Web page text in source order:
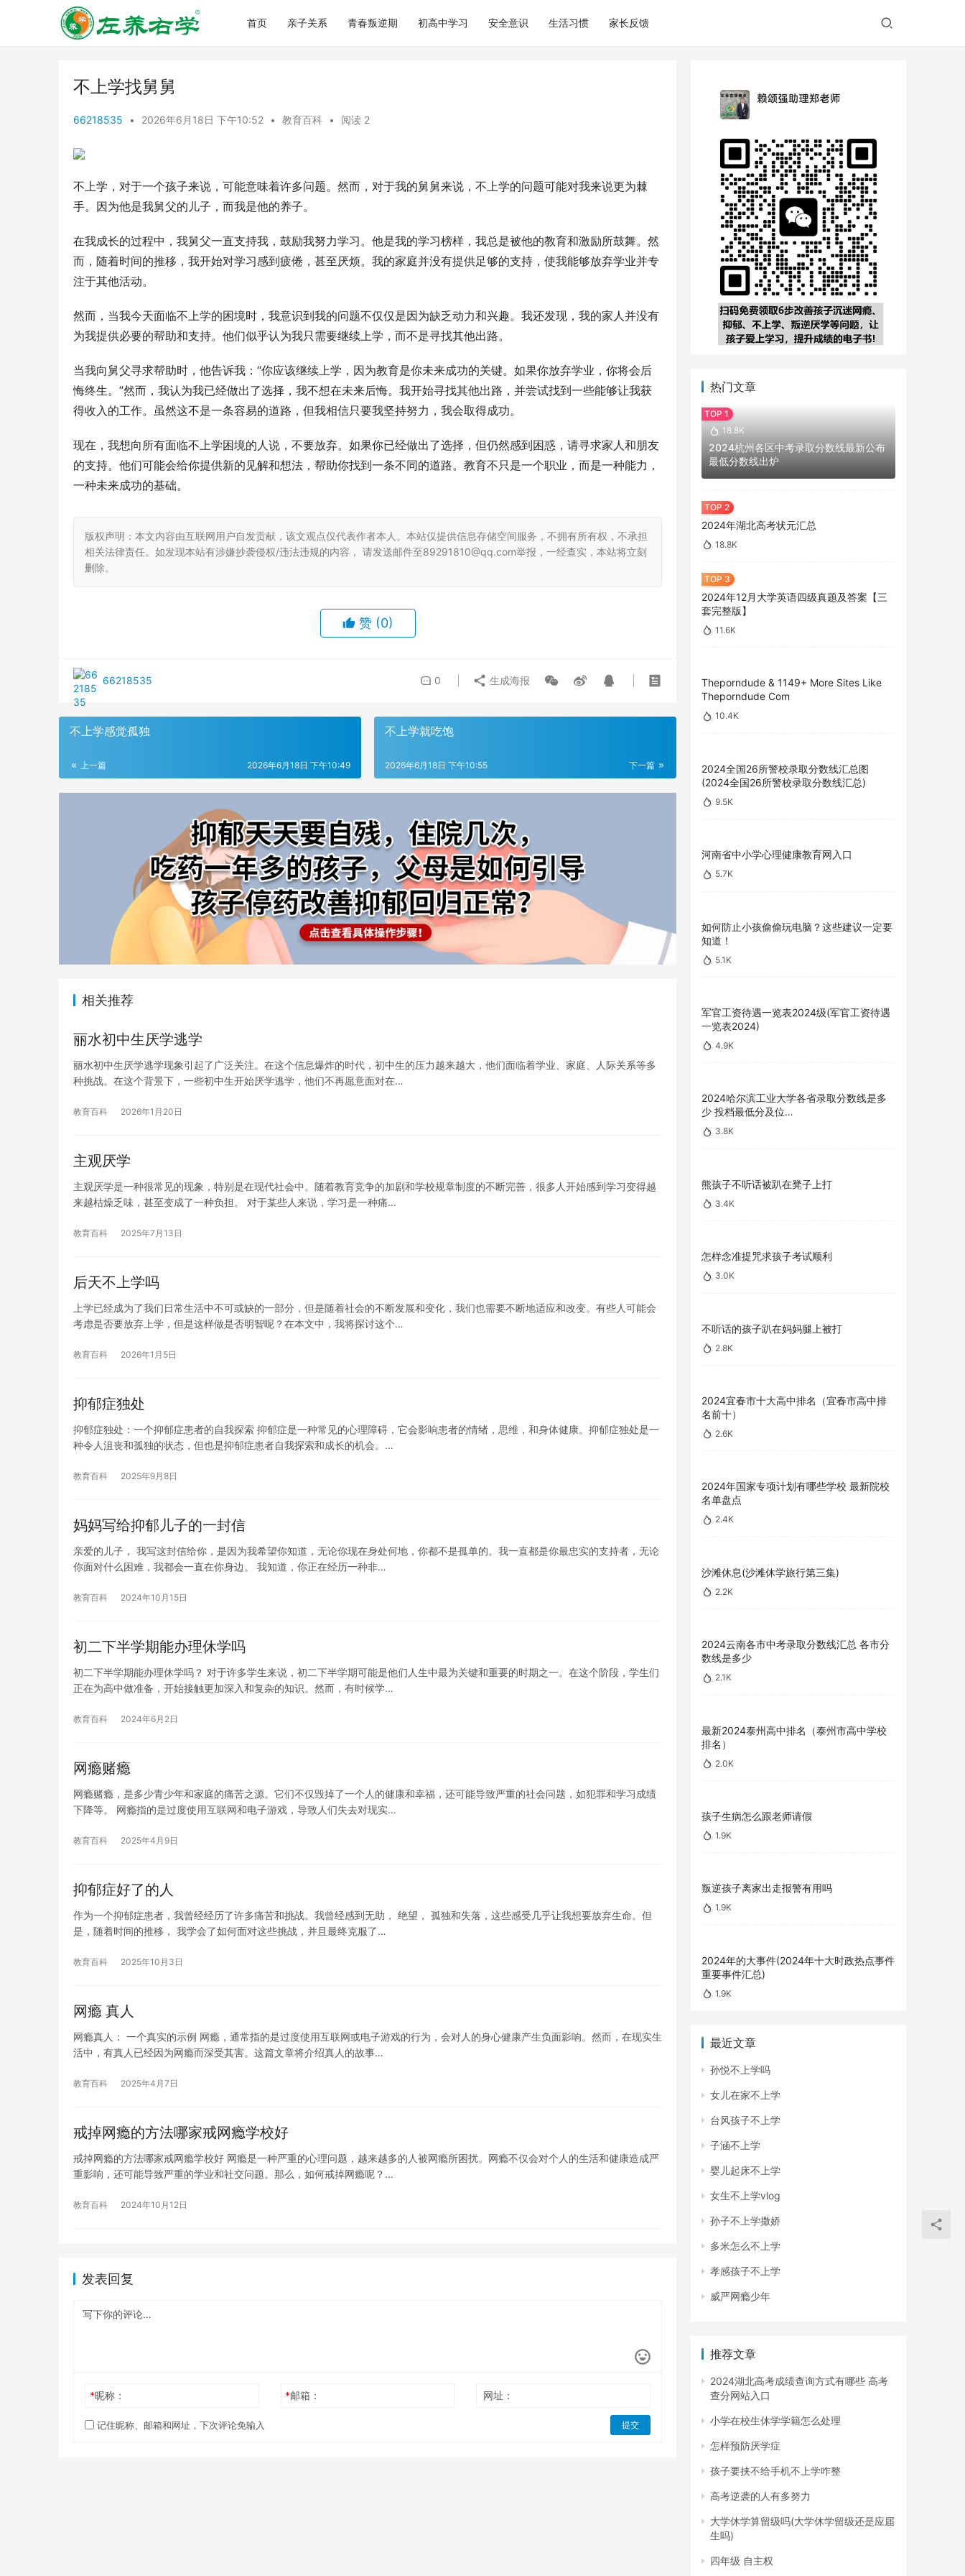
首页 亲子关系 青春叛逆期 初高中学习 安全意识 生活习惯 家长反馈
不上学找舅舅
66218535 • 2026年6月18日 下午10:52 • 教育百科 • 阅读 2
不上学，对于一个孩子来说，可能意味着许多问题。然而，对于我的舅舅来说，不上学的问题可能对我来说更为棘
手。因为他是我舅父的儿子，而我是他的养子。
在我成长的过程中，我舅父一直支持我，鼓励我努力学习。他是我的学习榜样，我总是被他的教育和激励所鼓舞。然
而，随着时间的推移，我开始对学习感到疲倦，甚至厌烦。我的家庭并没有提供足够的支持，使我能够放弃学业并专
注于其他活动。
然而，当我今天面临不上学的困境时，我意识到我的问题不仅仅是因为缺乏动力和兴趣。我还发现，我的家人并没有
为我提供必要的帮助和支持。他们似乎认为我只需要继续上学，而不是寻找其他出路。
当我向舅父寻求帮助时，他告诉我：“你应该继续上学，因为教育是你未来成功的关键。如果你放弃学业，你将会后
悔终生。”然而，我认为我已经做出了选择，我不想在未来后悔。我开始寻找其他出路，并尝试找到一些能够让我获
得收入的工作。虽然这不是一条容易的道路，但我相信只要我坚持努力，我会取得成功。
现在，我想向所有面临不上学困境的人说，不要放弃。如果你已经做出了选择，但仍然感到困惑，请寻求家人和朋友
的支持。他们可能会给你提供新的见解和想法，帮助你找到一条不同的道路。教育不只是一个职业，而是一种能力，
一种未来成功的基础。
版权声明：本文内容由互联网用户自发贡献，该文观点仅代表作者本人。本站仅提供信息存储空间服务，不拥有所有权，不承担
相关法律责任。如发现本站有涉嫌抄袭侵权/违法违规的内容， 请发送邮件至89291810@qq.com举报，一经查实，本站将立刻
删除。
赞 (0)
66218535 0 生成海报
不上学感觉孤独
上一篇 2026年6月18日 下午10:49
不上学就吃饱
下一篇
2026年6月18日 下午10:55
相关推荐
丽水初中生厌学逃学
丽水初中生厌学逃学现象引起了广泛关注。在这个信息爆炸的时代，初中生的压力越来越大，他们面临着学业、家庭、人际关系等多
种挑战。在这个背景下，一些初中生开始厌学逃学，他们不再愿意面对在…
教育百科 2026年1月20日
主观厌学
主观厌学是一种很常见的现象，特别是在现代社会中。随着教育竞争的加剧和学校规章制度的不断完善，很多人开始感到学习变得越
来越枯燥乏味，甚至变成了一种负担。 对于某些人来说，学习是一种痛…
教育百科 2025年7月13日
后天不上学吗
上学已经成为了我们日常生活中不可或缺的一部分，但是随着社会的不断发展和变化，我们也需要不断地适应和改变。有些人可能会
考虑是否要放弃上学，但是这样做是否明智呢？在本文中，我将探讨这个…
教育百科 2026年1月5日
抑郁症独处
抑郁症独处：一个抑郁症患者的自我探索 抑郁症是一种常见的心理障碍，它会影响患者的情绪，思维，和身体健康。抑郁症独处是一
种令人沮丧和孤独的状态，但也是抑郁症患者自我探索和成长的机会。…
教育百科 2025年9月8日
妈妈写给抑郁儿子的一封信
亲爱的儿子， 我写这封信给你，是因为我希望你知道，无论你现在身处何地，你都不是孤单的。我一直都是你最忠实的支持者，无论
你面对什么困难，我都会一直在你身边。 我知道，你正在经历一种非…
教育百科 2024年10月15日
初二下半学期能办理休学吗
初二下半学期能办理休学吗？ 对于许多学生来说，初二下半学期可能是他们人生中最为关键和重要的时期之一。在这个阶段，学生们
正在为高中做准备，开始接触更加深入和复杂的知识。然而，有时候学…
教育百科 2024年6月2日
网瘾赌瘾
网瘾赌瘾，是多少青少年和家庭的痛苦之源。它们不仅毁掉了一个人的健康和幸福，还可能导致严重的社会问题，如犯罪和学习成绩
下降等。 网瘾指的是过度使用互联网和电子游戏，导致人们失去对现实…
教育百科 2025年4月9日
抑郁症好了的人
作为一个抑郁症患者，我曾经经历了许多痛苦和挑战。我曾经感到无助， 绝望， 孤独和失落，这些感受几乎让我想要放弃生命。但
是，随着时间的推移， 我学会了如何面对这些挑战，并且最终克服了…
教育百科 2025年10月3日
网瘾 真人
网瘾真人： 一个真实的示例 网瘾，通常指的是过度使用互联网或电子游戏的行为，会对人的身心健康产生负面影响。然而，在现实生
活中，有真人已经因为网瘾而深受其害。这篇文章将介绍真人的故事…
教育百科 2025年4月7日
戒掉网瘾的方法哪家戒网瘾学校好
戒掉网瘾的方法哪家戒网瘾学校好 网瘾是一种严重的心理问题，越来越多的人被网瘾所困扰。网瘾不仅会对个人的生活和健康造成严
重影响，还可能导致严重的学业和社交问题。那么，如何戒掉网瘾呢？…
教育百科 2024年10月12日
发表回复
*昵称： *邮箱： 网址：
记住昵称、邮箱和网址，下次评论免输入 提交
热门文章
18.8K
2024杭州各区中考录取分数线最新公布
最低分数线出炉
2024年湖北高考状元汇总
18.8K
2024年12月大学英语四级真题及答案【三
套完整版】
11.6K
Theporndude & 1149+ More Sites Like
Theporndude Com
10.4K
2024全国26所警校录取分数线汇总图
(2024全国26所警校录取分数线汇总)
9.5K
河南省中小学心理健康教育网入口
5.7K
如何防止小孩偷偷玩电脑？这些建议一定要
知道！
5.1K
军官工资待遇一览表2024级(军官工资待遇
一览表2024)
4.9K
2024哈尔滨工业大学各省录取分数线是多
少 投档最低分及位…
3.8K
熊孩子不听话被趴在凳子上打
3.4K
怎样念准提咒求孩子考试顺利
3.0K
不听话的孩子趴在妈妈腿上被打
2.8K
2024宜春市十大高中排名（宜春市高中排
名前十）
2.6K
2024年国家专项计划有哪些学校 最新院校
名单盘点
2.4K
沙滩休息(沙滩休学旅行第三集)
2.2K
2024云南各市中考录取分数线汇总 各市分
数线是多少
2.1K
最新2024泰州高中排名（泰州市高中学校
排名）
2.0K
孩子生病怎么跟老师请假
1.9K
叛逆孩子离家出走报警有用吗
1.9K
2024年的大事件(2024年十大时政热点事件
重要事件汇总)
1.9K
最近文章
孙悦不上学吗
女儿在家不上学
台风孩子不上学
子涵不上学
婴儿起床不上学
女生不上学vlog
孙子不上学撒娇
多米怎么不上学
孝感孩子不上学
威严网瘾少年
推荐文章
2024湖北高考成绩查询方式有哪些 高考
查分网站入口
小学在校生休学学籍怎么处理
怎样预防厌学症
孩子要挟不给手机不上学咋整
高考逆袭的人有多努力
大学休学算留级吗(大学休学留级还是应届
生吗)
四年级 自主权